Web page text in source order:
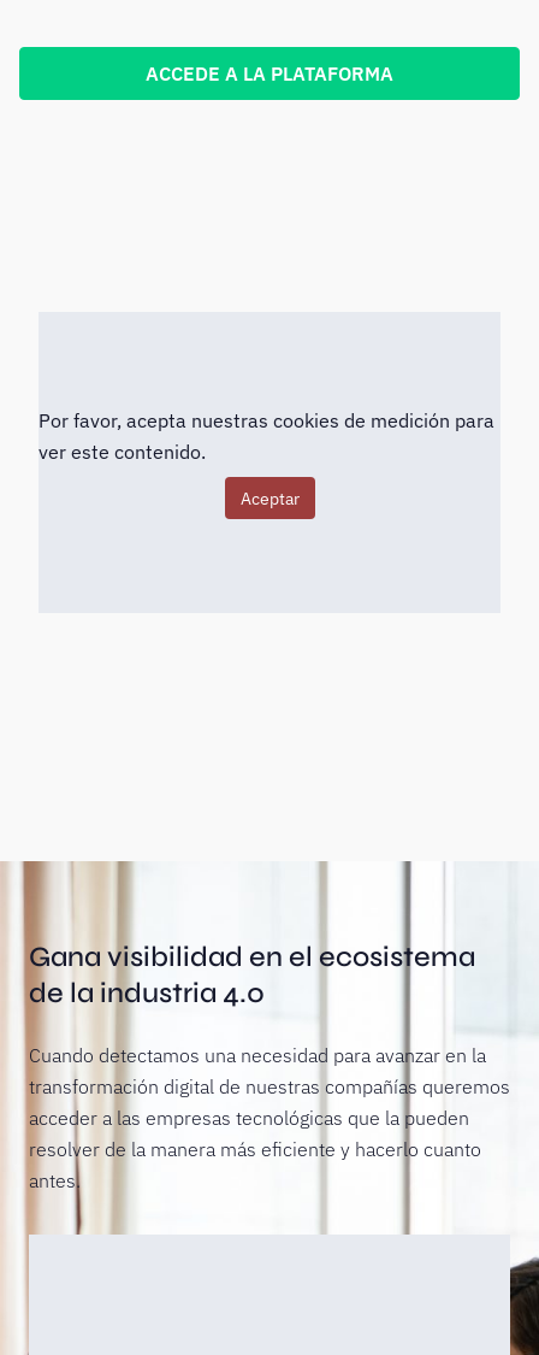
ACCEDE A LA PLATAFORMA
Por favor, acepta nuestras cookies de medición para
ver este contenido.
Aceptar
Gana visibilidad en el ecosistema
de la industria 4.0
Cuando detectamos una necesidad para avanzar en la
transformación digital de nuestras compañías queremos
acceder a las empresas tecnológicas que la pueden
resolver de la manera más eficiente y hacerlo cuanto
antes.